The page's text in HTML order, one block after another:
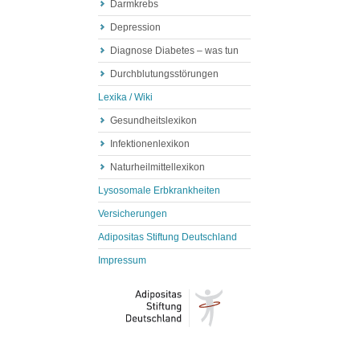
Darmkrebs
Depression
Diagnose Diabetes – was tun
Durchblutungsstörungen
Lexika / Wiki
Gesundheitslexikon
Infektionenlexikon
Naturheilmittellexikon
Lysosomale Erbkrankheiten
Versicherungen
Adipositas Stiftung Deutschland
Impressum